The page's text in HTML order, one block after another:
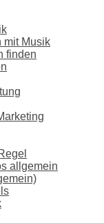
mit Musik
finden
allgemein